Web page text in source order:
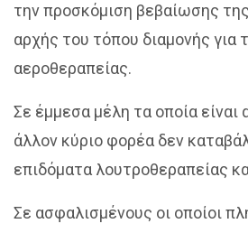
την προσκόμιση βεβαίωσης
αρχής του τόπου διαμονής για
αεροθεραπείας.
Σε έμμεσα μέλη τα οποία είναι
άλλον κύριο φορέα δεν
επιδόματα λουτροθεραπείας
Σε ασφαλισμένους οι οποίοι